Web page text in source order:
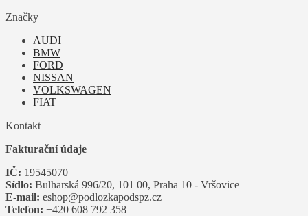
Značky
AUDI
BMW
FORD
NISSAN
VOLKSWAGEN
FIAT
Kontakt
Fakturační údaje
IČ: 19545070
Sídlo: Bulharská 996/20, 101 00, Praha 10 - Vršovice
E-mail: eshop@podlozkapodspz.cz
Telefon: +420 608 792 358